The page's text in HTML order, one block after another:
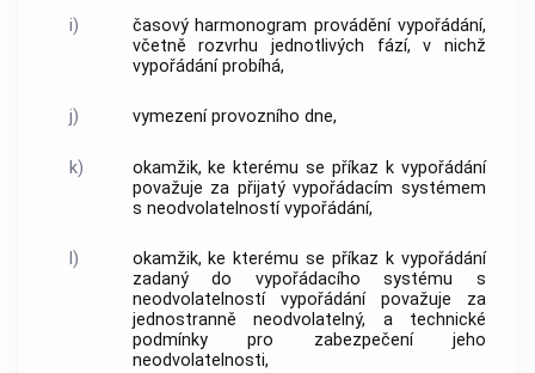
i)
časový harmonogram provádění vypořádání,
včetně rozvrhu jednotlivých fází, v nichž
vypořádání probíhá,
j) vymezení provozního dne,
k)
okamžik, ke kterému se příkaz k vypořádání
považuje za přijatý vypořádacím systémem
s neodvolatelností vypořádání,
l)
okamžik, ke kterému se příkaz k vypořádání
zadaný do vypořádacího systému s
neodvolatelností vypořádání považuje za
jednostranně neodvolatelný, a technické
podmínky pro zabezpečení jeho
neodvolatelnosti,